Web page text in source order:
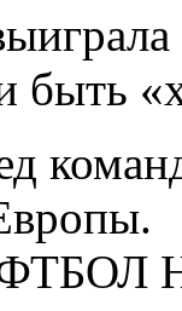
быть